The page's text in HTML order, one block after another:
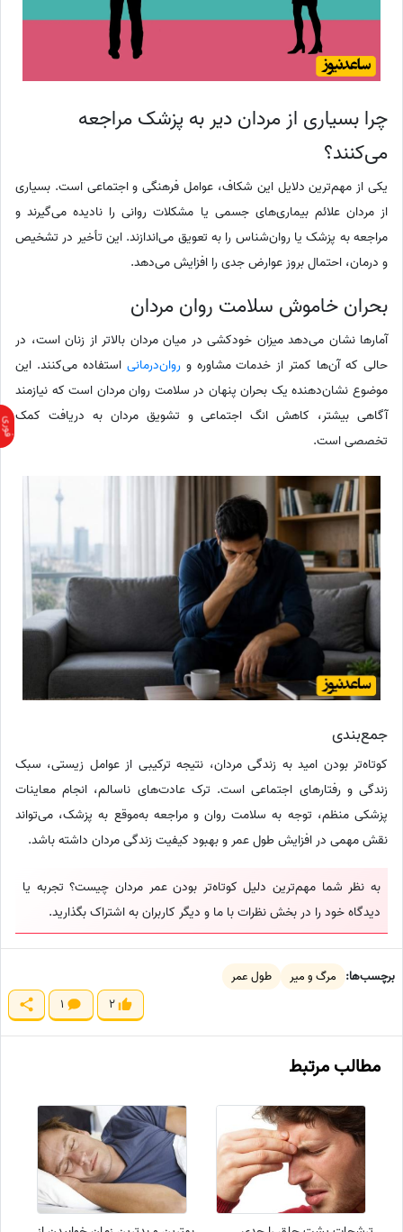
چرا بسیاری از مردان دیر به پزشک مراجعه
می‌کنند؟
یکی از مهم‌ترین دلایل این شکاف، عوامل فرهنگی و اجتماعی است. بسیاری
از مردان علائم بیماری‌های جسمی یا مشکلات روانی را نادیده می‌گیرند و
مراجعه به پزشک یا روان‌شناس را به تعویق می‌اندازند. این تأخیر در تشخیص
و درمان، احتمال بروز عوارض جدی را افزایش می‌دهد.
بحران خاموش سلامت روان مردان
آمارها نشان می‌دهد میزان خودکشی در میان مردان بالاتر از زنان است، در
حالی که آن‌ها کمتر از خدمات مشاوره وروان‌درمانی استفاده می‌کنند. این
موضوع نشان‌دهنده یک بحران پنهان در سلامت روان مردان است که نیازمند
آگاهی بیشتر، کاهش انگ اجتماعی و تشویق مردان به دریافت کمک
تخصصی است.
جمع‌بندی
کوتاه‌تر بودن امید به زندگی مردان، نتیجه ترکیبی از عوامل زیستی، سبک
زندگی و رفتارهای اجتماعی است. ترک عادت‌های ناسالم، انجام معاینات
پزشکی منظم، توجه به سلامت روان و مراجعه به‌موقع به پزشک، می‌تواند
نقش مهمی در افزایش طول عمر و بهبود کیفیت زندگی مردان داشته باشد.
به نظر شما مهم‌ترین دلیل کوتاه‌تر بودن عمر مردان چیست؟ تجربه یا
دیدگاه خود را در بخش نظرات با ما و دیگر کاربران به اشتراک بگذارید.
برچسب‌ها: مرگ و میر
طول عمر
2
1
مطالب مرتبط